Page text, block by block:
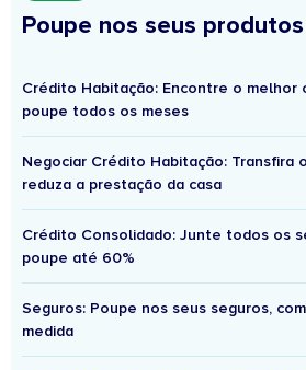
Poupe nos seus
Crédito Habitação: Encontre o melhor
poupe todos os meses
Negociar Crédito Habitação: Transfira
reduza a prestação da casa
Crédito Consolidado: Junte todos os
poupe até 60%
Seguros: Poupe nos seus seguros,
medida